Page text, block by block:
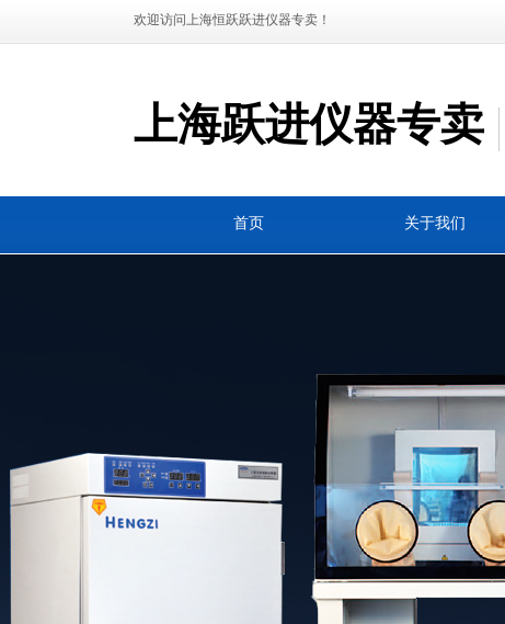
欢迎访问上海恒跃跃进仪器专卖！
上海跃进仪器专卖
首页 关于我们